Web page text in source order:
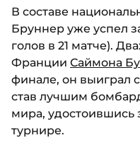
В составе
Бруннер уже успел
голов в 21 матче).
Франции Саймона
финале, он выиграл
став лучшим
мира, удостоившись
турнире.